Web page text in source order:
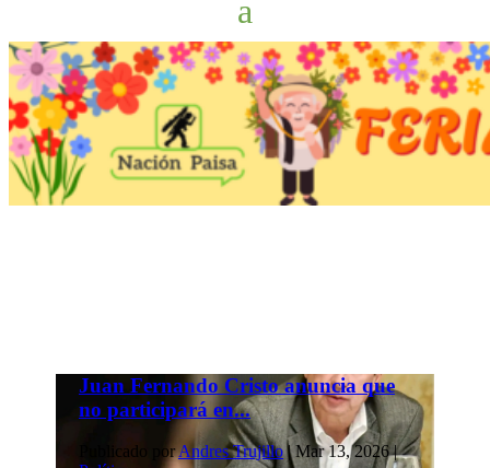
Juan Fernando Cristo anuncia que
no participará en...
Publicado porAndres Trujillo|Mar 13, 2026|